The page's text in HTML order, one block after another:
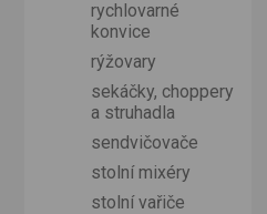
rychlovarné
konvice
rýžovary
sekáčky, choppery
a struhadla
sendvičovače
stolní mixéry
stolní vařiče